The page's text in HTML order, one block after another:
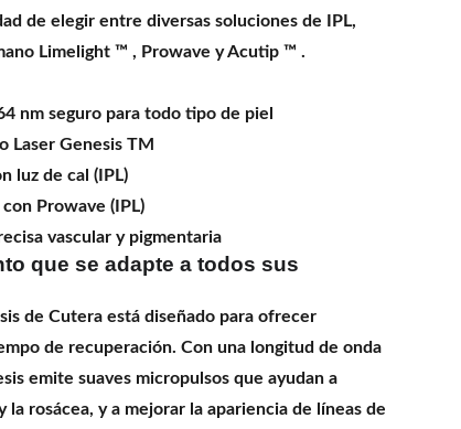
de elegir entre diversas soluciones de IPL,
Limelight ™ , Prowave y Acutip ™ .
nm seguro para todo tipo de piel
Laser Genesis TM
luz de cal (IPL)
Prowave (IPL)
vascular y pigmentaria
que se adapte a todos sus
de Cutera está diseñado para ofrecer
de recuperación. Con una longitud de onda
emite suaves micropulsos que ayudan a
rosácea, y a mejorar la apariencia de líneas de